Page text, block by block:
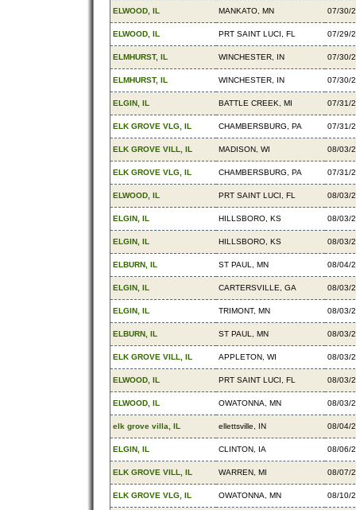
ELWOOD, IL MANKATO, MN 07/30/
ELWOOD, IL PRT SAINT LUCI, FL 07/29/
ELMHURST, IL WINCHESTER, IN 07/30/
ELMHURST, IL WINCHESTER, IN 07/30/
ELGIN, IL BATTLE CREEK, MI 07/31/
ELK GROVE VLG, IL CHAMBERSBURG, PA 07/31/
ELK GROVE VILL, IL MADISON, WI 08/03/
ELK GROVE VLG, IL CHAMBERSBURG, PA 07/31/
ELWOOD, IL PRT SAINT LUCI, FL 08/03/
ELGIN, IL HILLSBORO, KS 08/03/
ELGIN, IL HILLSBORO, KS 08/03/
ELBURN, IL ST PAUL, MN 08/04/
ELGIN, IL CARTERSVILLE, GA 08/03/
ELGIN, IL TRIMONT, MN 08/03/
ELBURN, IL ST PAUL, MN 08/03/
ELK GROVE VILL, IL APPLETON, WI 08/03/
ELWOOD, IL PRT SAINT LUCI, FL 08/03/
ELWOOD, IL OWATONNA, MN 08/03/
elk grove villa, IL ellettsville, IN 08/04/
ELGIN, IL CLINTON, IA 08/06/
ELK GROVE VILL, IL WARREN, MI 08/07/
ELK GROVE VLG, IL OWATONNA, MN 08/10/